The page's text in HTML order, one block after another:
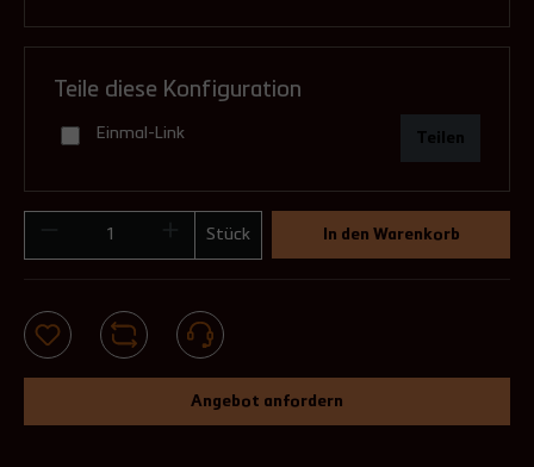
Teile diese Konfiguration
Einmal-Link Teilen
Stück In den Warenkorb
Angebot anfordern